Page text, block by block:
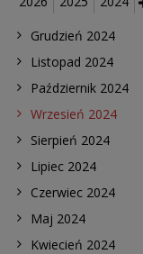
Grudzień 2024
Listopad 2024
Październik 2024
Wrzesień 2024
Sierpień 2024
Lipiec 2024
Czerwiec 2024
Maj 2024
Kwiecień 2024